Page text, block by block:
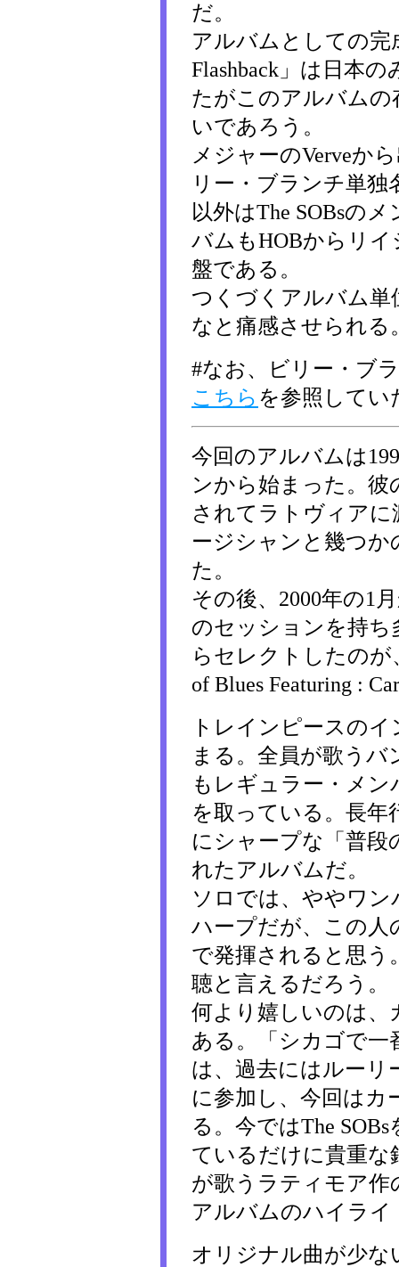
だ。
アルバムとしての完
Flashback」は日本
たがこのアルバム
いであろう。
メジャーのVerveか
リー・ブランチ単
以外はThe SOBsの
バムもHOBからリ
盤である。
つくづくアルバム
なと痛感させられる
#なお、ビリー・ブ
こちら を参照してい
今回のアルバムは
ンから始まった。
されてラトヴィアに
ージシャンと幾つ
た。
その後、2000年の1
のセッションを持ち
らセレクトしたのが
of Blues Featuring :
トレインピースの
まる。全員が歌うバ
もレギュラー・メ
を取っている。長年
にシャープな「普段
れたアルバムだ。
ソロでは、ややワ
ハープだが、この人
で発揮されると思う
聴と言えるだろう。
何より嬉しいのは、
ある。「シカゴで一
は、過去にはルーリ
に参加し、今回はカ
る。今ではThe
ているだけに貴重
が歌うラティモア作
アルバムのハイラ
オリジナル曲が少な